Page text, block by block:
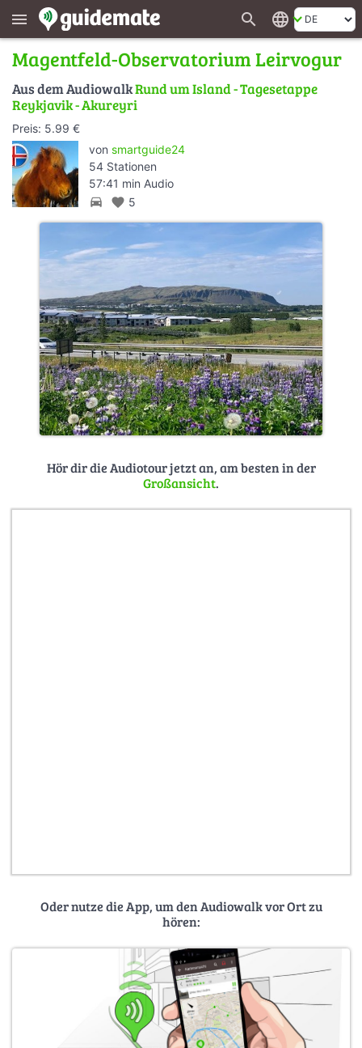
menu search language
Magentfeld-Observatorium Leirvogur
Aus dem AudiowalkRund um Island - Tagesetappe
Reykjavik - Akureyri
Preis: 5.99 €
von smartguide24
54 Stationen
57:41 min Audio
directions_car favorite 5
Hör dir die Audiotour jetzt an, am besten in der
Großansicht.
Oder nutze die App, um den Audiowalk vor Ort zu
hören: